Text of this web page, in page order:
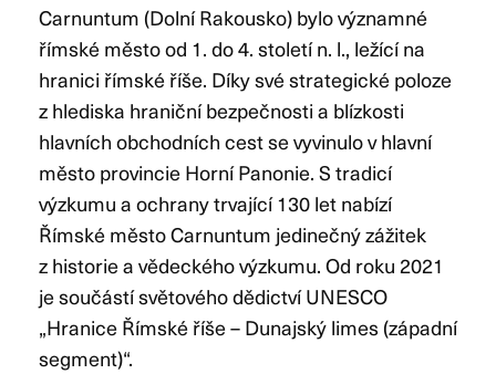
Carnuntum (Dolní Rakousko) bylo významné
římské město od 1. do 4. století n. l., ležící na
hranici římské říše. Díky své strategické poloze
z hlediska hraniční bezpečnosti a blízkosti
hlavních obchodních cest se vyvinulo v hlavní
město provincie Horní Panonie. S tradicí
výzkumu a ochrany trvající 130 let nabízí
Římské město Carnuntum jedinečný zážitek
z historie a vědeckého výzkumu. Od roku 2021
je součástí světového dědictví UNESCO
„Hranice Římské říše – Dunajský limes (západní
segment)“.